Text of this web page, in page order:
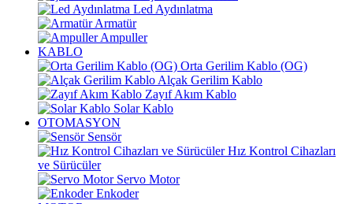
Led Aydınlatma
Armatür
Ampuller
KABLO
Orta Gerilim Kablo (OG)
Alçak Gerilim Kablo
Zayıf Akım Kablo
Solar Kablo
OTOMASYON
Sensör
Hız Kontrol Cihazları
ve Sürücüler
Servo Motor
Enkoder